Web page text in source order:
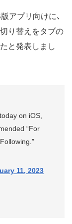
アプリ向けに、
り替えをタブの
と発表しまし
on iOS,
“For
11, 2023